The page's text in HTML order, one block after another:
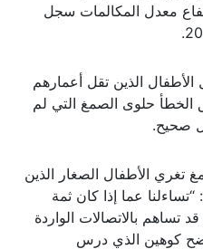
و2021. وأنّ ارتفاع معدل المكالمات سجل
الذين تقل أعمارهم
الخطأ حلوى الصمغ التي لم
صحيح.
تغري الأطفال الصغار الذين
عما إذا كان ثمة
بالاتصالات الواردة
كوهين الذي درس